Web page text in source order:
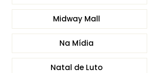
Midway Mall
Na Mídia
Natal de Luto